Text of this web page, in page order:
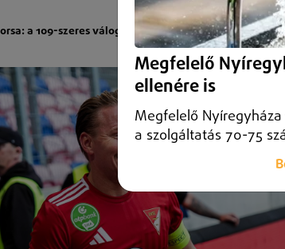
a 109-szeres válogatott középpályás marad a
Megfelelő
ellenére is
Megfelelő
a szolgáltatás 70-75